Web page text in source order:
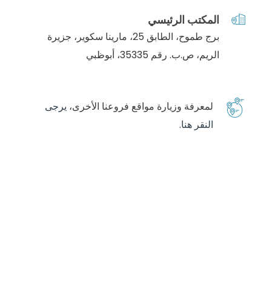
المكتب الرئيسي
برج طموح، الطابق 25، مارينا سكوير، جزيرة
الريم، ص.ب. رقم 35335، أبوظبي
لمعرفة وزيارة مواقع فروعنا الأخرى،يرجى
النقر هنا.